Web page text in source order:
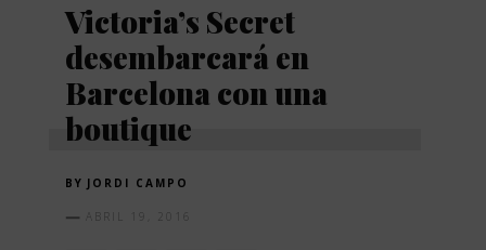
Victoria’s Secret
desembarcará en
Barcelona con una
boutique
BY JORDI CAMPO
ABRIL 19, 2016